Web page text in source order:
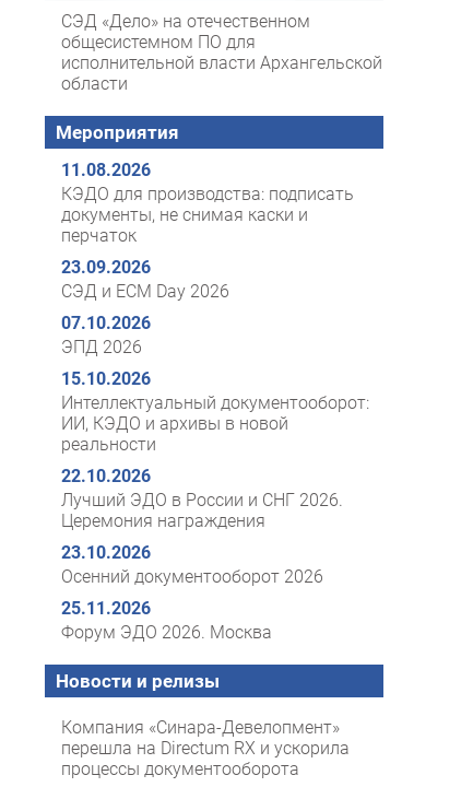
СЭД «Дело» на отечественном
общесистемном ПО для
исполнительной власти Архангельской
области
Мероприятия
11.08.2026
КЭДО для производства: подписать
документы, не снимая каски и
перчаток
23.09.2026
СЭД и ECM Day 2026
07.10.2026
ЭПД 2026
15.10.2026
Интеллектуальный документооборот:
ИИ, КЭДО и архивы в новой
реальности
22.10.2026
Лучший ЭДО в России и СНГ 2026.
Церемония награждения
23.10.2026
Осенний документооборот 2026
25.11.2026
Форум ЭДО 2026. Москва
Новости и релизы
Компания «Синара-Девелопмент»
перешла на Directum RX и ускорила
процессы документооборота